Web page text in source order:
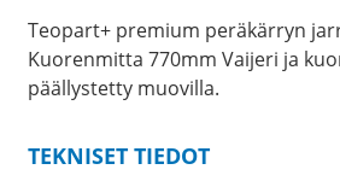
Teopart+ premium peräkärryn
Kuorenmitta 770mm Vaijeri ja
päällystetty muovilla.
TEKNISET TIEDOT